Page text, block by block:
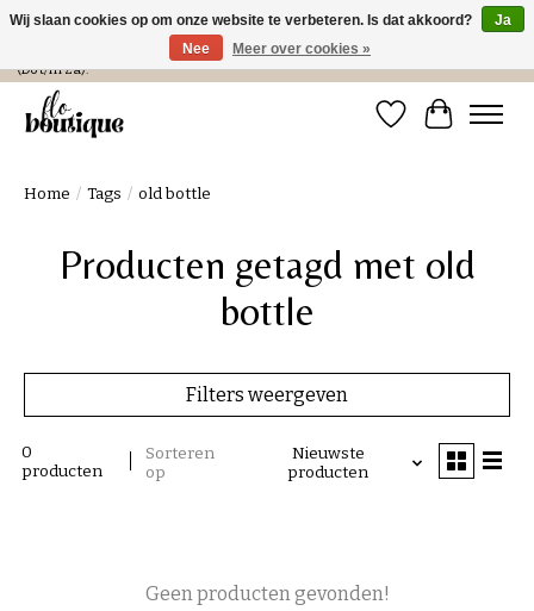
Verzending in NL € 4,99 en gratis bij een bestelling > € 100 of afhalen in de winkel
(Do t/m Za).
Verlanglijst
Home / Tags / old bottle
Producten getagd met old
bottle
Filters weergeven
0
producten
Sorteren
op
Nieuwste
producten
Geen producten gevonden!
Wij slaan cookies op om onze website te verbeteren. Is dat akkoord?
Ja
Nee
Meer over cookies »